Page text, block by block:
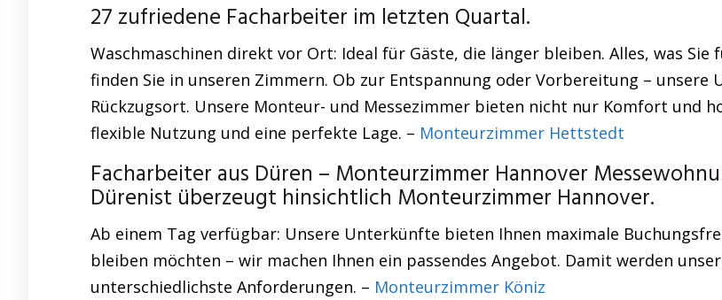
27 zufriedene Facharbeiter im letzten Quartal.
Waschmaschinen direkt vor Ort: Ideal für Gäste, die länger bleiben. Alles, was
finden Sie in unseren Zimmern. Ob zur Entspannung oder Vorbereitung –
Rückzugsort. Unsere Monteur- und Messezimmer bieten nicht nur Komfort und
flexible Nutzung und eine perfekte Lage. – Monteurzimmer Hettstedt
Facharbeiter aus Düren – Monteurzimmer Hannover
Dürenist überzeugt hinsichtlich Monteurzimmer Hannover.
Ab einem Tag verfügbar: Unsere Unterkünfte bieten Ihnen maximale
bleiben möchten – wir machen Ihnen ein passendes Angebot. Damit werden
unterschiedlichste Anforderungen. – Monteurzimmer Köniz